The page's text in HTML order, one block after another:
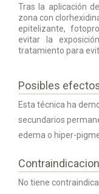
Tras la aplicación
zona con
epitelizante,
evitar la
tratamiento para
Posibles
Esta técnica ha
secundarios
edema o hiper-
No tiene